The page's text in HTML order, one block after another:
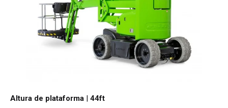
Altura de plataforma | 44ft